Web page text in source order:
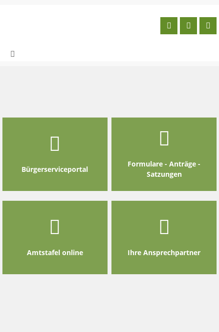
content
Bürgerserviceportal
Formulare - Anträge -
Satzungen
Amtstafel online Ihre Ansprechpartner